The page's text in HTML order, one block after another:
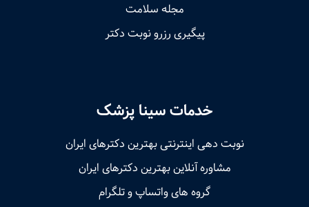
مجله سلامت
پیگیری رزرو نوبت دکتر
خدمات سینا پزشک
نوبت‌ دهی اینترنتی بهترین دکترهای ایران
مشاوره آنلاین بهترین دکترهای ایران
گروه های واتساپ و تلگرام